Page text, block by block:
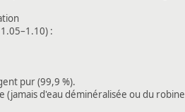
:
pur (99,9 %).
d'eau déminéralisée ou du